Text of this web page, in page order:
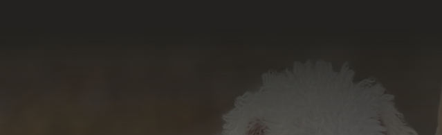
Acesse e conheça o resultado